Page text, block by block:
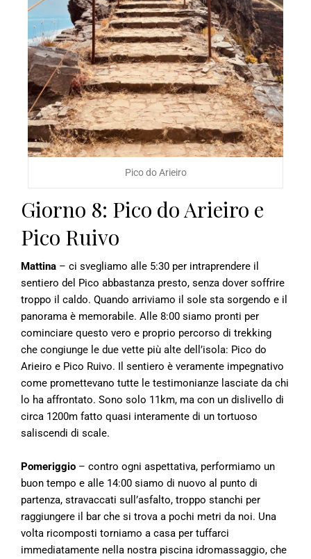
Pico do Arieiro
Giorno 8: Pico do Arieiro e
Pico Ruivo
Mattina – ci svegliamo alle 5:30 per intraprendere il
sentiero del Pico abbastanza presto, senza dover soffrire
troppo il caldo. Quando arriviamo il sole sta sorgendo e il
panorama è memorabile. Alle 8:00 siamo pronti per
cominciare questo vero e proprio percorso di trekking
che congiunge le due vette più alte dell’isola: Pico do
Arieiro e Pico Ruivo. Il sentiero è veramente impegnativo
come promettevano tutte le testimonianze lasciate da chi
lo ha affrontato. Sono solo 11km, ma con un dislivello di
circa 1200m fatto quasi interamente di un tortuoso
saliscendi di scale.
Pomeriggio – contro ogni aspettativa, performiamo un
buon tempo e alle 14:00 siamo di nuovo al punto di
partenza, stravaccati sull’asfalto, troppo stanchi per
raggiungere il bar che si trova a pochi metri da noi. Una
volta ricomposti torniamo a casa per tuffarci
immediatamente nella nostra piscina idromassaggio, che